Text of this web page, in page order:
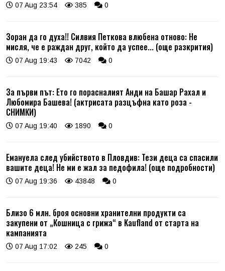
07 Aug 23:54 385 0
Зоран да го духа!! Силвия Петкова влюбена отново: Не
мисля, че е раждан друг, който да успее... (още разкрития)
07 Aug 19:43 7042 0
За първи път: Ето го порасналият Анди на Башар Рахал и
Любомира Башева! (актрисата разцъфна като роза -
СНИМКИ)
07 Aug 19:40 1890 0
Емануела след убийството в Пловдив: Тези деца са спасили
вашите деца! Не ми е жал за педофила! (още подробности)
07 Aug 19:36 43848 0
Близо 6 млн. броя основни хранителни продукти са
закупени от „Кошница с грижа“ в Kaufland от старта на
кампанията
07 Aug 17:02 245 0